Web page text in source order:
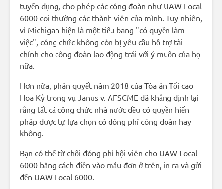
tuyển dụng, cho phép các công đoàn như UAW Local
6000 coi thường các thành viên của mình. Tuy nhiên,
vì Michigan hiện là một tiểu bang "có quyền làm
việc", công chức không còn bị yêu cầu hỗ trợ tài
chính cho công đoàn lao động trái với ý muốn của họ
nữa.
Hơn nữa, phán quyết năm 2018 của Tòa án Tối cao
Hoa Kỳ trong vụ Janus v. AFSCME đã khẳng định lại
rằng tất cả công chức nhà nước đều có quyền hiến
pháp được tự lựa chọn có đóng phí công đoàn hay
không.
Bạn có thể từ chối đóng phí hội viên cho UAW Local
6000 bằng cách điền vào mẫu đơn ở trên, in ra và gửi
đến UAW Local 6000.